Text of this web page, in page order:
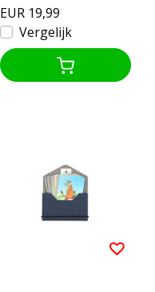
EUR 19,99
Vergelijk